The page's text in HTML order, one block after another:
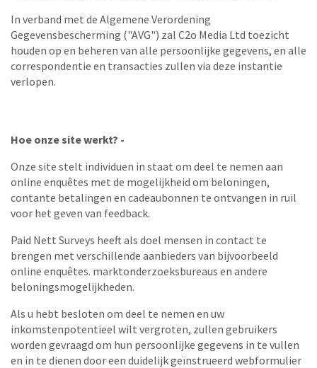
In verband met de Algemene Verordening
Gegevensbescherming ("AVG") zal C2o Media Ltd toezicht
houden op en beheren van alle persoonlijke gegevens, en alle
correspondentie en transacties zullen via deze instantie
verlopen.
Hoe onze site werkt? -
Onze site stelt individuen in staat om deel te nemen aan
online enquêtes met de mogelijkheid om beloningen,
contante betalingen en cadeaubonnen te ontvangen in ruil
voor het geven van feedback.
Paid Nett Surveys heeft als doel mensen in contact te
brengen met verschillende aanbieders van bijvoorbeeld
online enquêtes. marktonderzoeksbureaus en andere
beloningsmogelijkheden.
Als u hebt besloten om deel te nemen en uw
inkomstenpotentieel wilt vergroten, zullen gebruikers
worden gevraagd om hun persoonlijke gegevens in te vullen
en in te dienen door een duidelijk geïnstrueerd webformulier